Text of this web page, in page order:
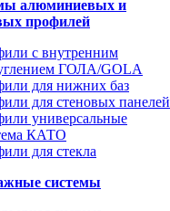
алюминиевых и
профилей
с внутренним
ГОЛА/GOLA
для нижних баз
для стеновых панелей
универсальные
КАТО
для стекла
системы